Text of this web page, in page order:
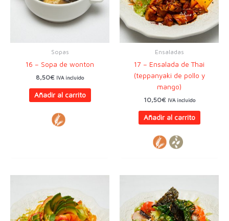
Sopas
16 – Sopa de wonton
8,50€ IVA incluido
Añadir al carrito
Ensaladas
17 – Ensalada de Thai
(teppanyaki de pollo y
mango)
10,50€ IVA incluido
Añadir al carrito